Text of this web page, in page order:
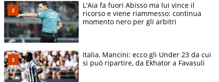
L'Aia fa fuori Abisso ma lui vince il
ricorso e viene riammesso: continua
momento nero per gli arbitri
Italia, Mancini: ecco gli Under 23 da cui
si può ripartire, da Ekhator a Favasuli